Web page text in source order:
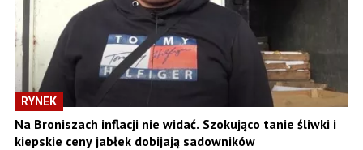
RYNEK
Na Broniszach inflacji nie widać. Szokująco tanie śliwki i
kiepskie ceny jabłek dobijają sadowników